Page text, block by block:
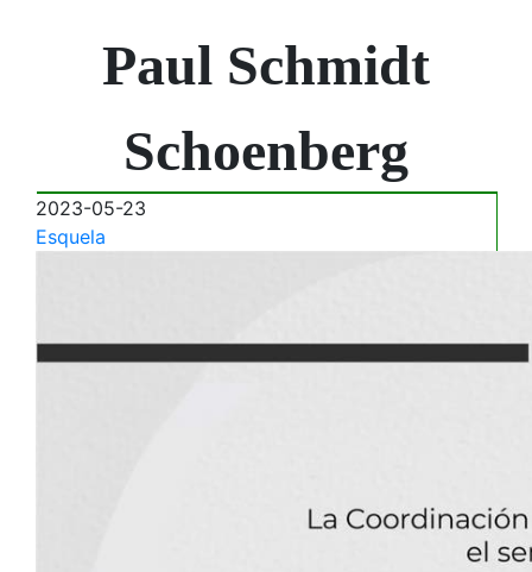
Paul Schmidt
Schoenberg
2023-05-23
Esquela